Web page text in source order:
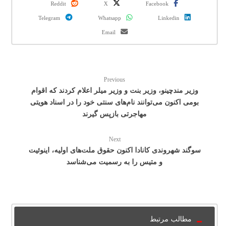
Facebook
X
Reddit
Linkedin
Whatsapp
Telegram
Email
Previous
وزیر مندچینو، وزیر بنت و وزیر میلر اعلام کردند که اقوام
بومی اکنون می‌توانند نام‌های سنتی خود را در اسناد هویتی
مهاجرتی بازپس گیرند
Next
سوگند شهروندی کانادا اکنون حقوق ملت‌های اولیه، اینوئیت
و متیس را به رسمیت می‌شناسد
مطالب مرتبط